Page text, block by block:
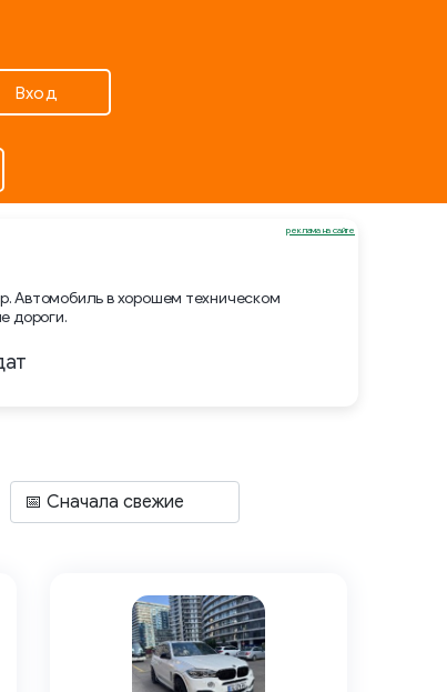
Вход
Автомобиль в хорошем техническом
дороги.
реклама на сайте